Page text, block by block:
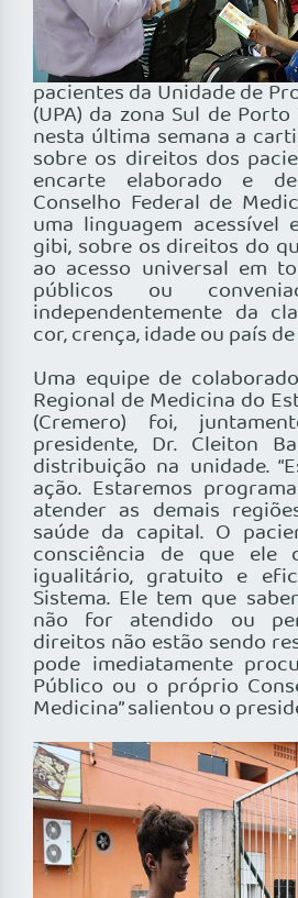
pacientes da Unidade de
(UPA) da zona Sul de
nesta última semana a
sobre os direitos dos
encarte elaborado e
Conselho Federal de
uma linguagem
gibi, sobre os direitos do
ao acesso universal em
públicos ou
independentemente da
cor, crença, idade ou país
Uma equipe de
Regional de Medicina do
(Cremero) foi,
presidente, Dr. Cleiton
distribuição na unidade.
ação. Estaremos
atender as demais
saúde da capital. O
consciência de que ele
igualitário, gratuito e
Sistema. Ele tem que
não for atendido ou
direitos não estão sendo
pode imediatamente
Público ou o próprio
Medicina” salientou o